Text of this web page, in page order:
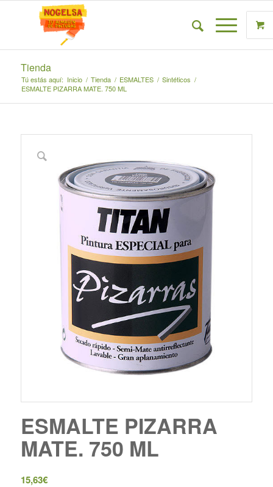
Tienda
Tú estás aquí: Inicio / Tienda / ESMALTES / Sintéticos /
ESMALTE PIZARRA MATE. 750 ML
ESMALTE PIZARRA
MATE. 750 ML
15,63€